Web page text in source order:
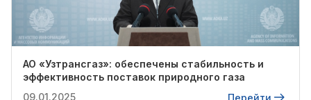
АО «Узтрансгаз»: обеспечены стабильность и
эффективность поставок природного газа
09.01.2025
Перейти